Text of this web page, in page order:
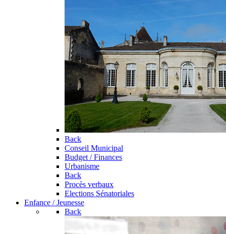
Back
Conseil Municipal
Budget / Finances
Urbanisme
Back
Procès verbaux
Elections Sénatoriales
Enfance / Jeunesse
Back